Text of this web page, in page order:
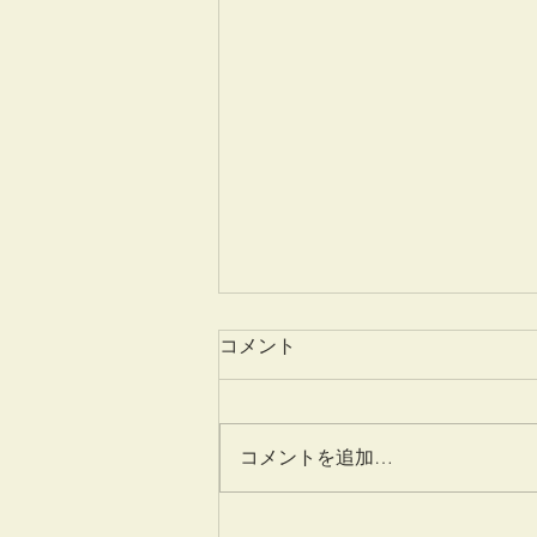
姫百合
コメント
コメントを追加…